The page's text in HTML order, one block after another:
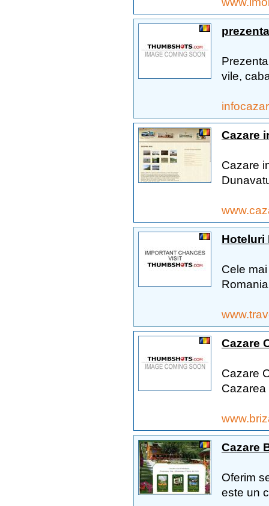
vile,
Cazare
Cazare
Hoteluri
Cele
Cazare
Cazare
Cazarea
Cazare
Oferim
este un